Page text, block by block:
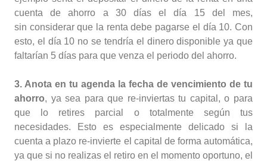
cuenta de ahorro a 30 días el día 15 del mes,
sin considerar que la renta debe pagarse el día 10. Con
esto, el día 10 no se tendría el dinero disponible ya que
faltarían 5 días para que venza el periodo del ahorro.
3. Anota en tu agenda la fecha de vencimiento de tu
ahorro, ya sea para que re-inviertas tu capital, o para
que lo retires parcial o totalmente según tus
necesidades. Esto es especialmente delicado si la
cuenta a plazo re-invierte el capital de forma automática,
ya que si no realizas el retiro en el momento oportuno, el